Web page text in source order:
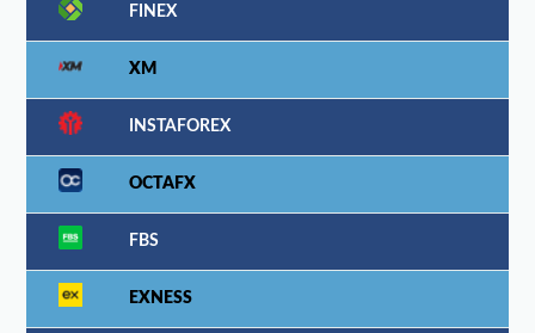
FINEX
XM
INSTAFOREX
OCTAFX
FBS
EXNESS